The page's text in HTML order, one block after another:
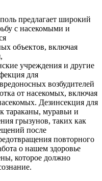
предлагает широкий
с насекомыми и
объектов, включая
учреждения и другие
для
возбудителей
от насекомых, включая
Дезинсекция для
тараканы, муравьи и
грызунов, таких как
после
повторного
о нашем здоровье
которое должно